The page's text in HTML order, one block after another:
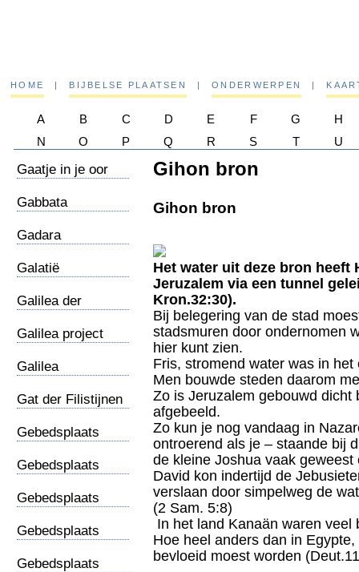
HOME | BIJBELSE PLAATSEN | ONDERWERPEN |
A B C D E F G
H
N
O P Q R S T U
Gaatje in je oor
Gabbata
Gadara
Galatië
Galilea der
Galilea project
Galilea
Jezus
Gat der Filistijnen
Gebedsplaats
Gebedsplaats
Gebedsplaats
Gebedsplaats
Gebedsplaats
Gihon bron
Gihon bron
Het water uit deze bron heeft
Jeruzalem via een tunnel
Kron.32:30).
Bij belegering van de stad
stadsmuren door ondernomen
hier kunt zien.
Fris, stromend water was in
Men bouwde steden daarom
Zo is Jeruzalem gebouwd
afgebeeld.
Zo kun je nog vandaag in
ontroerend als je – staande bij
de kleine Joshua vaak geweest
David kon indertijd de
verslaan door simpelweg de
(2 Sam. 5:8)
In het land Kanaän waren veel
Hoe heel anders dan in
bevloeid moest worden